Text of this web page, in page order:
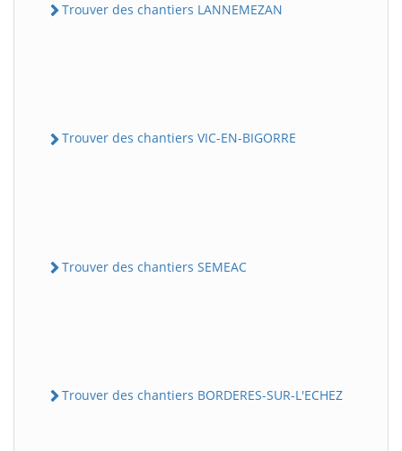
Trouver des chantiers LANNEMEZAN
Trouver des chantiers VIC-EN-BIGORRE
Trouver des chantiers SEMEAC
Trouver des chantiers BORDERES-SUR-L'ECHEZ